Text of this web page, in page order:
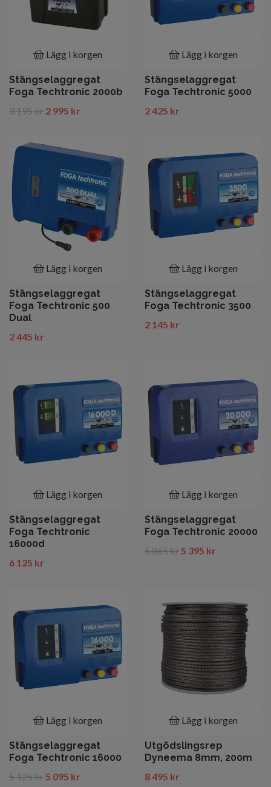
Lägg i korgen
Stängselaggregat
Foga Techtronic 2000b
3 195 kr 2 995 kr
Lägg i korgen
Stängselaggregat
Foga Techtronic 5000
2 425 kr
Lägg i korgen
Stängselaggregat
Foga Techtronic 500
Dual
2 445 kr
Lägg i korgen
Stängselaggregat
Foga Techtronic 3500
2 145 kr
Lägg i korgen
Stängselaggregat
Foga Techtronic
16000d
6 125 kr
Lägg i korgen
Stängselaggregat
Foga Techtronic 20000
5 865 kr 5 395 kr
Lägg i korgen
Stängselaggregat
Foga Techtronic 16000
5 125 kr 5 095 kr
Lägg i korgen
Utgödslingsrep
Dyneema 8mm, 200m
8 495 kr